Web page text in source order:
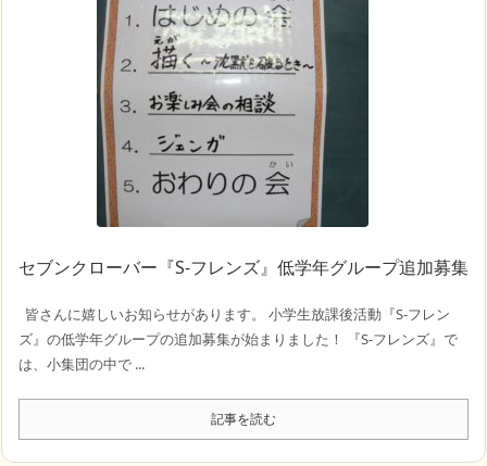
セブンクローバー『S-フレンズ』低学年グループ追加募集
皆さんに嬉しいお知らせがあります。 小学生放課後活動『S-フレン
ズ』の低学年グループの追加募集が始まりました！ 『S-フレンズ』で
は、小集団の中で ...
記事を読む